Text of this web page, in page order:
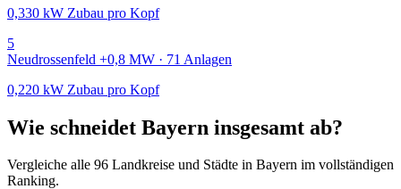
0,330 kW Zubau pro Kopf
5
Neudrossenfeld +0,8 MW · 71 Anlagen
0,220 kW Zubau pro Kopf
Wie schneidet Bayern insgesamt ab?
Vergleiche alle 96 Landkreise und Städte in Bayern im vollständigen
Ranking.